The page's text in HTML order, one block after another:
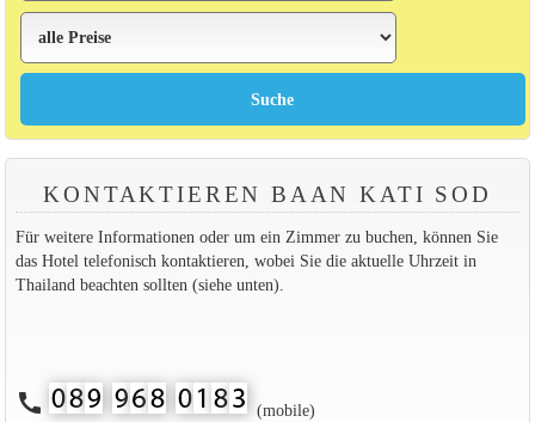
KONTAKTIEREN BAAN KATI SOD
Für weitere Informationen oder um ein Zimmer zu buchen, können Sie
das Hotel telefonisch kontaktieren, wobei Sie die aktuelle Uhrzeit in
Thailand beachten sollten (siehe unten).
call
(mobile)